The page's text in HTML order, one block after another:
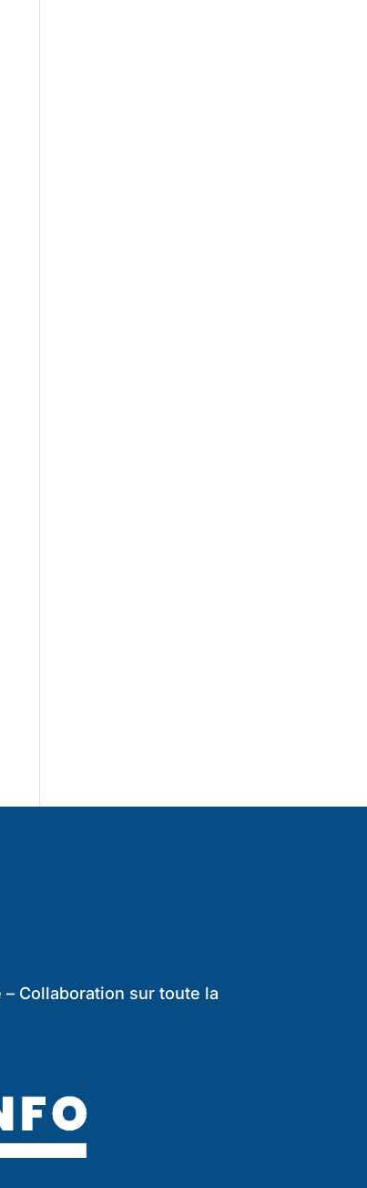
– Collaboration sur toute la